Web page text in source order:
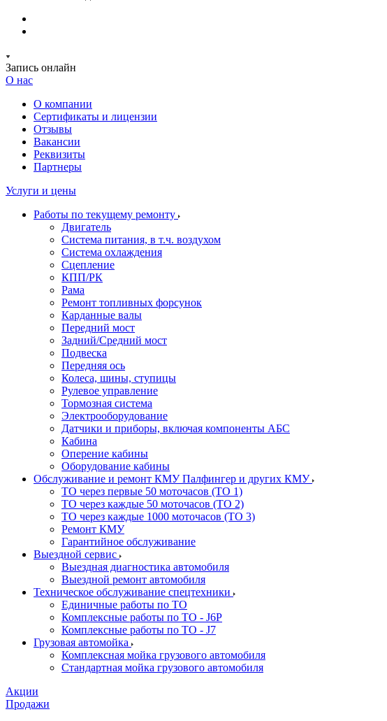
Запись онлайн
О нас
О компании
Сертификаты и лицензии
Отзывы
Вакансии
Реквизиты
Партнеры
Услуги и цены
Работы по текущему ремонту
Двигатель
Система питания, в т.ч. воздухом
Система охлаждения
Сцепление
КПП/РК
Рама
Ремонт топливных форсунок
Карданные валы
Передний мост
Задний/Средний мост
Подвеска
Передняя ось
Колеса, шины, ступицы
Рулевое управление
Тормозная система
Электрооборудование
Датчики и приборы, включая компоненты АБС
Кабина
Оперение кабины
Оборудование кабины
Обслуживание и ремонт КМУ Палфингер и других КМУ
ТО через первые 50 моточасов (ТО 1)
ТО через каждые 50 моточасов (ТО 2)
ТО через каждые 1000 моточасов (ТО 3)
Ремонт КМУ
Гарантийное обслуживание
Выездной сервис
Выездная диагностика автомобиля
Выездной ремонт автомобиля
Техническое обслуживание спецтехники
Единичные работы по ТО
Комплексные работы по ТО - J6P
Комплексные работы по ТО - J7
Грузовая автомойка
Комплексная мойка грузового автомобиля
Стандартная мойка грузового автомобиля
Акции
Продажи